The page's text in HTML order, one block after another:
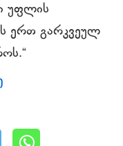
უფლის
ერთ გარკვეულ